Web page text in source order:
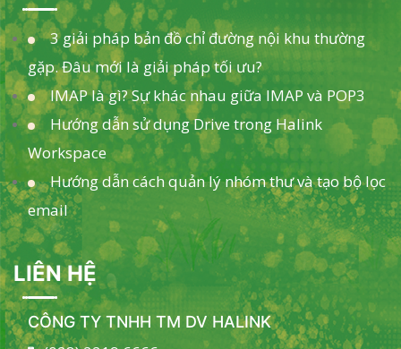
3 giải pháp bản đồ chỉ đường nội khu thường
gặp. Đâu mới là giải pháp tối ưu?
IMAP là gì? Sự khác nhau giữa IMAP và POP3
Hướng dẫn sử dụng Drive trong Halink
Workspace
Hướng dẫn cách quản lý nhóm thư và tạo bộ lọc
email
LIÊN HỆ
CÔNG TY TNHH TM DV HALINK